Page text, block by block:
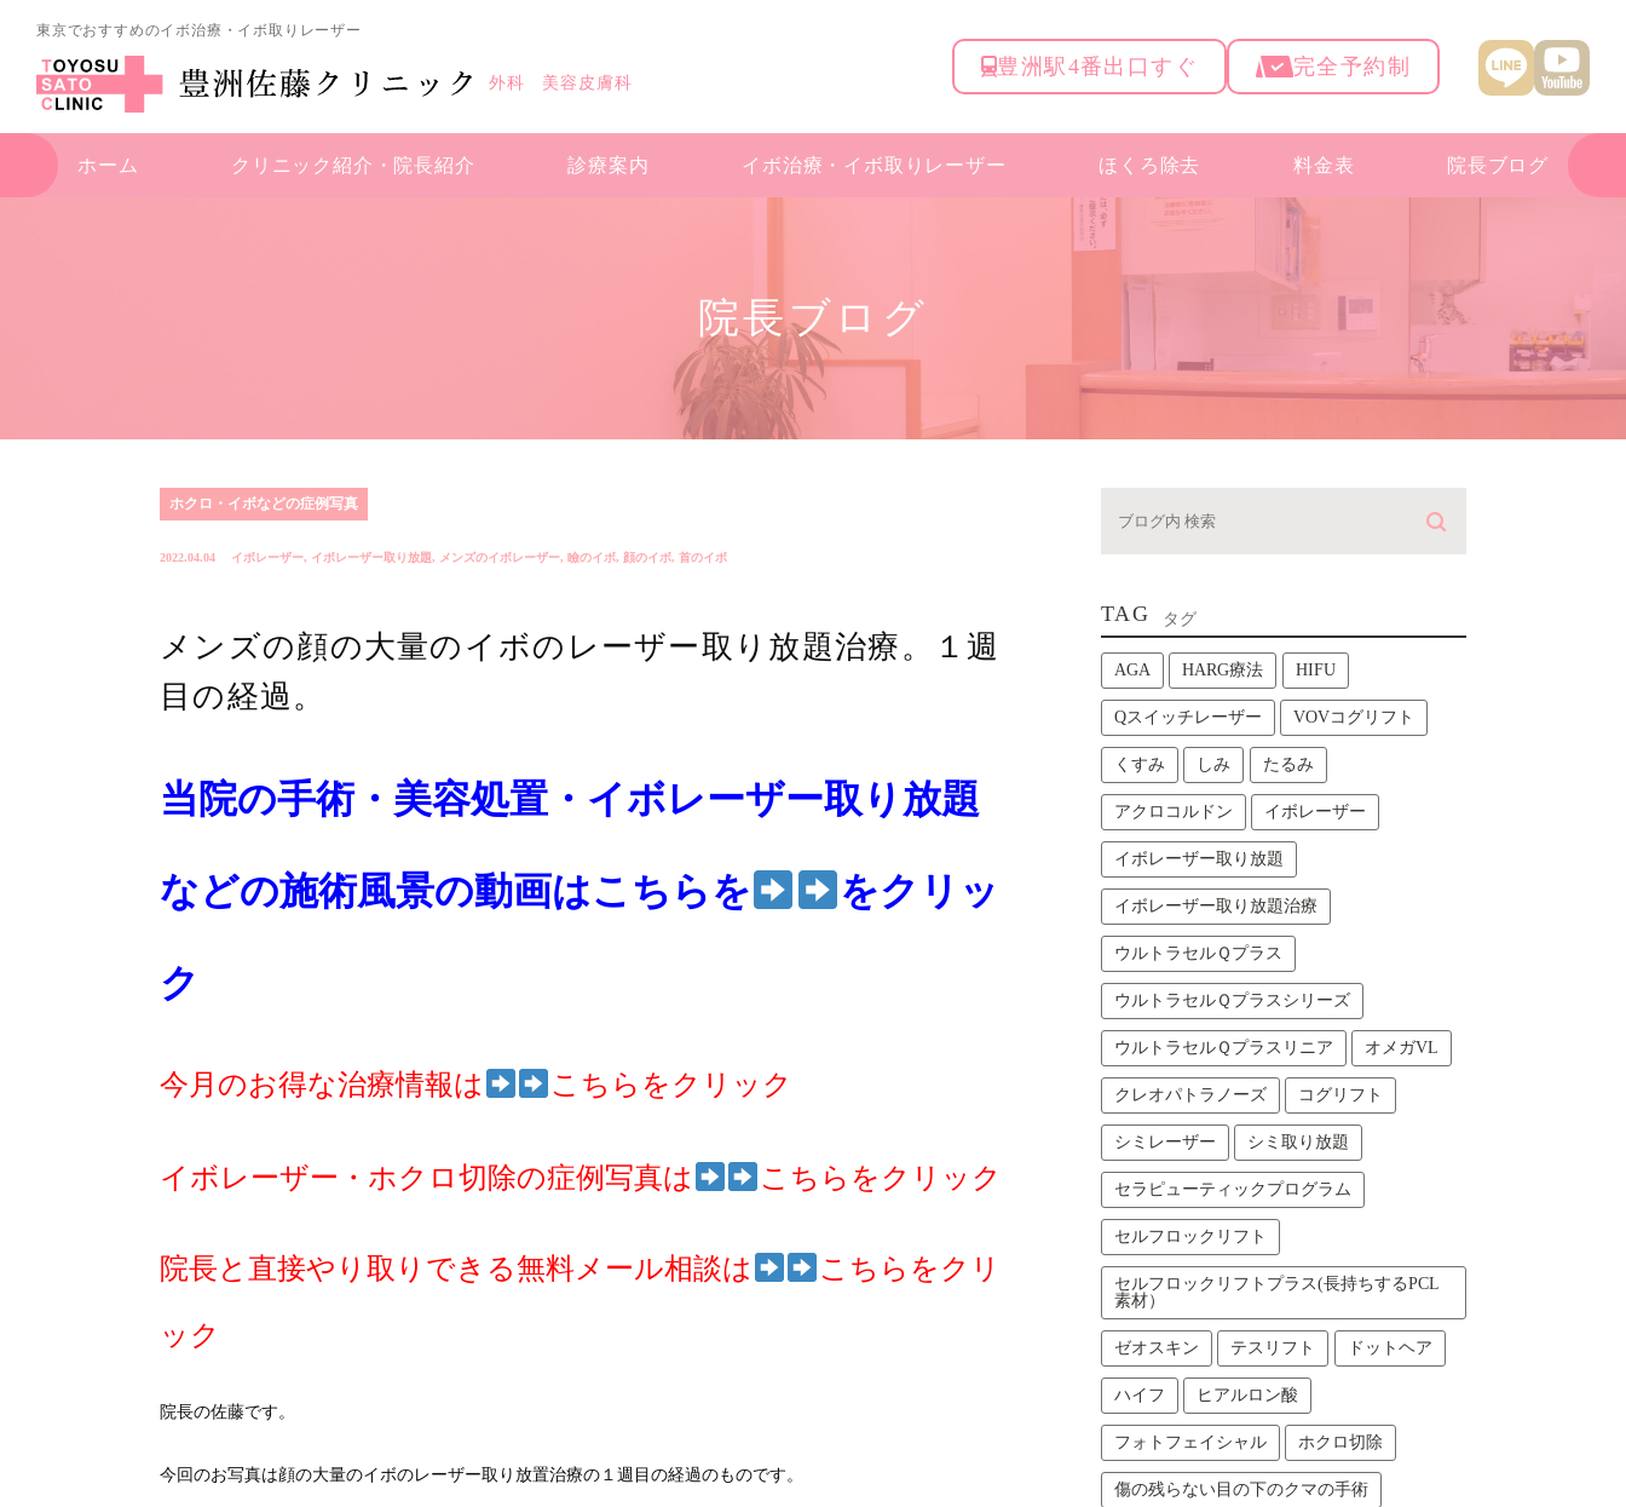
東京でおすすめのイボ治療・イボ取りレーザー
外科 美容皮膚科
豊洲駅4番出口すぐ 完全予約制
ホーム クリニック紹介・ 院長紹介 診療案内 イボ治療・ イボ取りレーザー ほくろ除去 料金表 院長ブログ
院長ブログ
ホクロ・イボなどの症例写真
2022.04.04 イボレーザー, イボレーザー取り放題, メンズのイボレーザー, 瞼のイボ, 顔のイボ, 首のイボ
メンズの顔の大量のイボのレーザー取り放題治療。１週
目の経過。
当院の手術・美容処置・イボレーザー取り放題
などの施術風景の動画はこちらを をクリッ
ク
今月のお得な治療情報は こちらをクリック
イボレーザー・ホクロ切除の症例写真は こちらをクリック
院長と直接やり取りできる無料メール相談は こちらをクリ
ック
院長の佐藤です。
今回のお写真は顔の大量のイボのレーザー取り放置治療の１週目の経過のものです。
TAG タグ
AGA HARG療法 HIFU
Qスイッチレーザー VOVコグリフト
くすみ しみ たるみ
アクロコルドン イボレーザー
イボレーザー取り放題
イボレーザー取り放題治療
ウルトラセルＱプラス
ウルトラセルＱプラスシリーズ
ウルトラセルＱプラスリニア オメガVL
クレオパトラノーズ コグリフト
シミレーザー シミ取り放題
セラピューティックプログラム
セルフロックリフト
セルフロックリフトプラス(長持ちするPCL
素材）
ゼオスキン テスリフト ドットヘア
ハイフ ヒアルロン酸
フォトフェイシャル ホクロ切除
傷の残らない目の下のクマの手術